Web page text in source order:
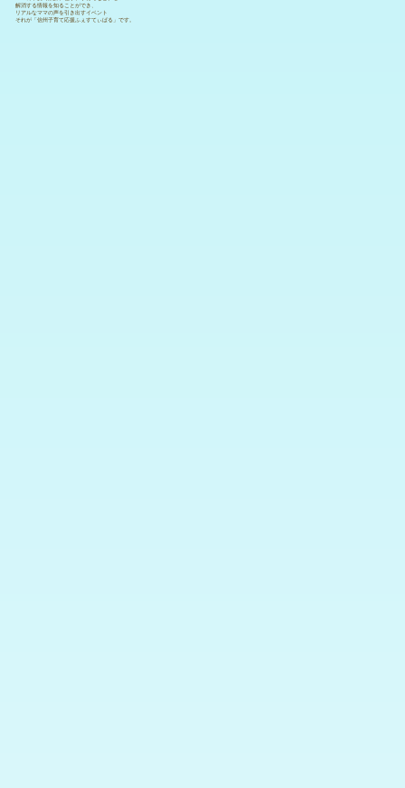
解消する情報を知ることができ、
リアルなママの声を引き出すイベント
それが「信州子育て応援ふぇすてぃばる」です。